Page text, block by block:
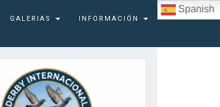
GALERIAS INFORMACIÓN
Spanish